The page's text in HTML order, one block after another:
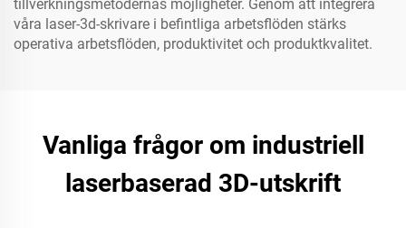
tillverkningsmetodernas möjligheter. Genom att integrera
våra laser-3d-skrivare i befintliga arbetsflöden stärks
operativa arbetsflöden, produktivitet och produktkvalitet.
Vanliga frågor om industriell
laserbaserad 3D-utskrift